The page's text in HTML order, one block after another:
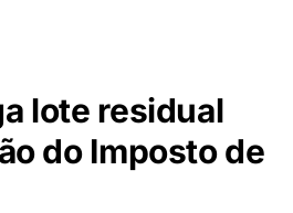
lote residual
do Imposto de